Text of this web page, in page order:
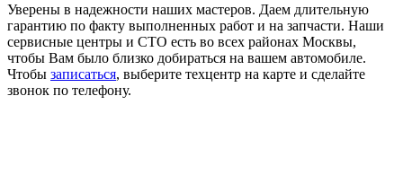
Уверены в надежности наших мастеров. Даем длительную
гарантию по факту выполненных работ и на запчасти. Наши
сервисные центры и СТО есть во всех районах Москвы,
чтобы Вам было близко добираться на вашем автомобиле.
Чтобы записаться, выберите техцентр на карте и сделайте
звонок по телефону.